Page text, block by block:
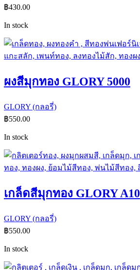
฿430.00
In stock
ผงสีมุกทอง GLORY 5000
GLORY (กลอรี่)
฿550.00
In stock
เกล็ดสีมุกทอง GLORY A10
GLORY (กลอรี่)
฿550.00
In stock